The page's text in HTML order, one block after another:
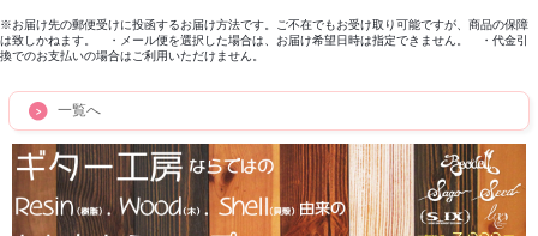
※お届け先の郵便受けに投函するお届け方法です。
ご不在でもお受け取り可能ですが、商品の保障
は致しかねます。 ・
メール便を選択した場合は、お届け希望日時は指定できません。
・代金引
換でのお支払いの場合はご利用いただけません。
一覧へ